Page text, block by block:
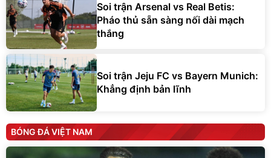
Soi trận Arsenal vs Real Betis:
Pháo thủ sẵn sàng nối dài mạch
thắng
Soi trận Jeju FC vs Bayern Munich:
Khẳng định bản lĩnh
BÓNG ĐÁ VIỆT NAM